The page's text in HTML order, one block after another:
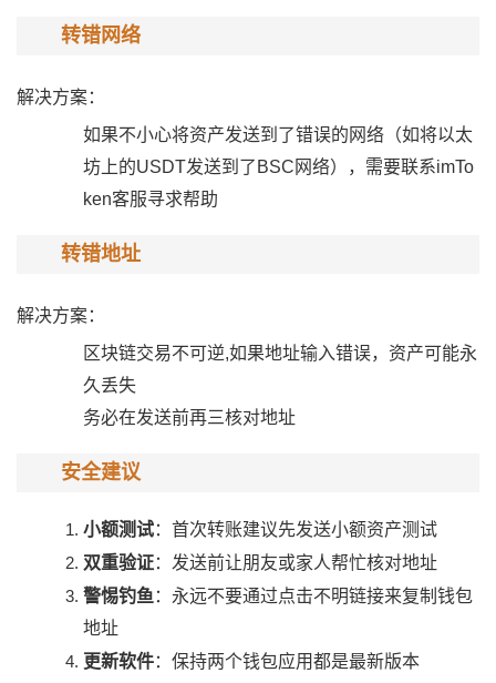
转错网络
解决方案：
如果不小心将资产发送到了错误的网络（如将以太
坊上的USDT发送到了BSC网络），需要联系imTo
ken客服寻求帮助
转错地址
解决方案：
区块链交易不可逆,如果地址输入错误，资产可能永
久丢失
务必在发送前再三核对地址
安全建议
小额测试：首次转账建议先发送小额资产测试
双重验证：发送前让朋友或家人帮忙核对地址
警惕钓鱼 ：永远不要通过点击不明链接来复制钱包
地址
更新软件：保持两个钱包应用都是最新版本